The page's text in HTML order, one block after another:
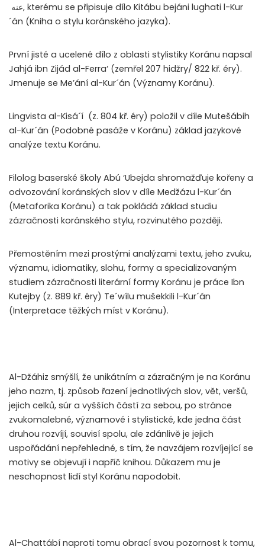
عنه, kterému se připisuje dílo Kitábu bejáni lughati l-Kur
´án (Kniha o stylu koránského jazyka).
První jisté a ucelené dílo z oblasti stylistiky Koránu napsal
Jahjá ibn Zijád al-Ferra‘ (zemřel 207 hidžry/ 822 kř. éry).
Jmenuje se Me’ání al-Kur´án (Významy Koránu).
Lingvista al-Kisá´í (z. 804 kř. éry) položil v díle Mutešábih
al-Kur´án (Podobné pasáže v Koránu) základ jazykové
analýze textu Koránu.
Filolog baserské školy Abú ‘Ubejda shromažďuje kořeny a
odvozování koránských slov v díle Medžázu l-Kur´án
(Metaforika Koránu) a tak pokládá základ studiu
zázračnosti koránského stylu, rozvinutého později.
Přemostěním mezi prostými analýzami textu, jeho zvuku,
významu, idiomatiky, slohu, formy a specializovaným
studiem zázračnosti literární formy Koránu je práce Ibn
Kutejby (z. 889 kř. éry) Te´wílu mušekkili l-Kur´án
(Interpretace těžkých míst v Koránu).
Al-Džáhiz smýšlí, že unikátním a zázračným je na Koránu
jeho nazm, tj. způsob řazení jednotlivých slov, vět, veršů,
jejich celků, súr a vyšších částí za sebou, po stránce
zvukomalebné, významové i stylistické, kde jedna část
druhou rozvíjí, souvisí spolu, ale zdánlivě je jejich
uspořádání nepřehledné, s tím, že navzájem rozvíjející se
motivy se objevují i napříč knihou. Důkazem mu je
neschopnost lidí styl Koránu napodobit.
Al-Chattábí naproti tomu obrací svou pozornost k tomu,